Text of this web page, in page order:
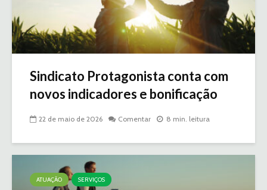
Sindicato Protagonista conta com
novos indicadores e bonificação
22 de maio de 2026 Comentar 8 min. leitura
ATUAÇÃO SERVIÇOS